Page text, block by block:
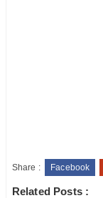
Share : Facebook
Related Posts :